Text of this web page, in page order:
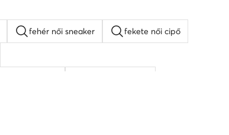
fehér női sneaker fekete női cipő